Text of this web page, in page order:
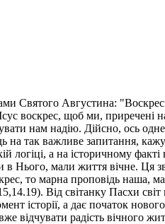
Святого Августина:
воскрес, щоб ми, приречені
нам надію. Дійсно, ось
на так важливе запитання,
логіці, а на історичному
Нього, мали життя вічне. Ця
то марна проповідь наша,
Від світанку Пасхи
історії, а дає початок
радість вічного